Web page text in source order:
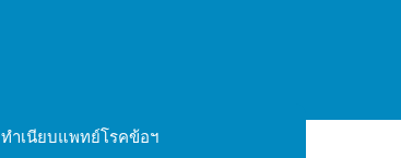
ทำเนียบแพทย์โรคข้อฯ